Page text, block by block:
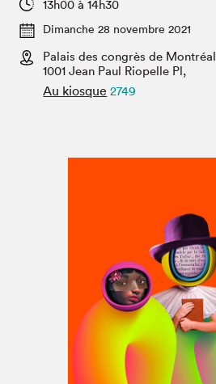
Espace exposant⋅e⋅s
Espace enseignant·e·s
Projets partenaires
13h00 à 14h30
Dimanche 28 novembre 2021
Palais des congrès de Montréal
1001 Jean Paul Riopelle Pl,
Au kiosque 2749